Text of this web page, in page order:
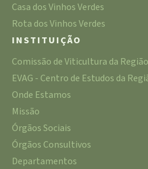
Casa dos Vinhos Verdes
Rota dos Vinhos Verdes
INSTITUIÇÃO
Comissão de Viticultura da
EVAG - Centro de Estudos da
Onde Estamos
Missão
Órgãos Sociais
Órgãos Consultivos
Departamentos